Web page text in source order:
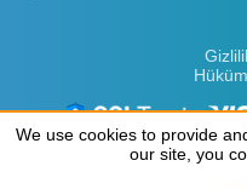
We use cookies to provide
our site, you
We use cookies to provide
our site, you